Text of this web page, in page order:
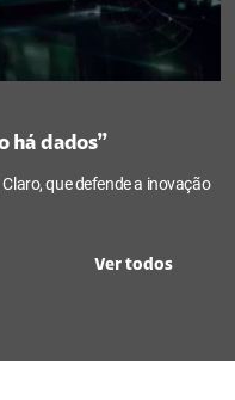
há dados”
que defende a inovação
Ver todos